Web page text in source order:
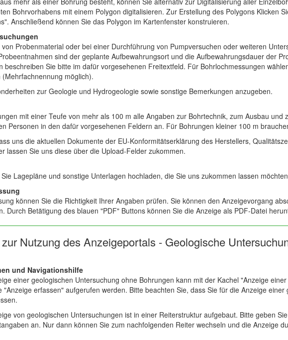
Bohrvorhabens mit einem Polygon digitalisieren. Zur Erstellung des Polygons Klicken
Anschließend können Sie das Polygon im Kartenfenster konstruieren.
Probenmaterial oder bei einer Durchführung von Pumpversuchen oder weiteren
sind der geplante Aufbewahrungsort und die Aufbewahrungsdauer der
beschreiben Sie bitte im dafür vorgesehenen Freitextfeld. Für Bohrlochmessungen
möglich).
zur Geologie und Hydrogeologie sowie sonstige Bemerkungen anzugeben.
mit einer Teufe von mehr als 100 m alle Angaben zur Bohrtechnik, zum Ausbau und
Personen in den dafür vorgesehenen Feldern an. Für Bohrungen kleiner 100 m
uns die aktuellen Dokumente der EU-Konformitätserklärung des Herstellers,
lassen Sie uns diese über die Upload-Felder zukommen.
Lagepläne und sonstige Unterlagen hochladen, die Sie uns zukommen lassen
können Sie die Richtigkeit Ihrer Angaben prüfen. Sie können den Anzeigevorgang
Durch Betätigung des blauen "PDF" Buttons können Sie die Anzeige als PDF-Datei
Nutzung des Anzeigeportals - Geologische
und Navigationshilfe
einer geologischen Untersuchung ohne Bohrungen kann mit der Kachel "Anzeige
"Anzeige erfassen" aufgerufen werden. Bitte beachten Sie, dass Sie für die Anzeige
von geologischen Untersuchungen ist in einer Reiterstruktur aufgebaut. Bitte geben
an. Nur dann können Sie zum nachfolgenden Reiter wechseln und die Anzeige